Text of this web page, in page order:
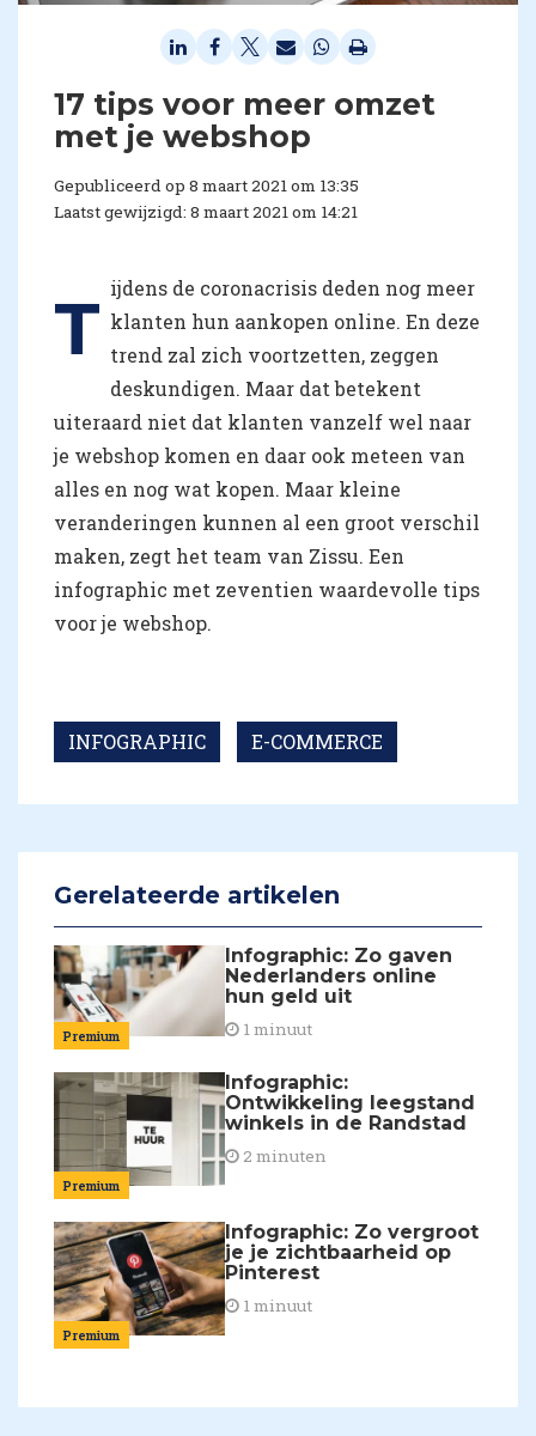
17 tips voor meer omzet
met je webshop
Gepubliceerd op 8 maart 2021 om 13:35
Laatst gewijzigd: 8 maart 2021 om 14:21
T ijdens de coronacrisis deden nog meer
klanten hun aankopen online. En deze
trend zal zich voortzetten, zeggen
deskundigen. Maar dat betekent
uiteraard niet dat klanten vanzelf wel naar
je webshop komen en daar ook meteen van
alles en nog wat kopen. Maar kleine
veranderingen kunnen al een groot verschil
maken, zegt het team van Zissu. Een
infographic met zeventien waardevolle tips
voor je webshop.
INFOGRAPHIC E-COMMERCE
Gerelateerde artikelen
Premium
Infographic: Zo gaven
Nederlanders online
hun geld uit
1 minuut
Premium
Infographic:
Ontwikkeling leegstand
winkels in de Randstad
2 minuten
Premium
Infographic: Zo vergroot
je je zichtbaarheid op
Pinterest
1 minuut